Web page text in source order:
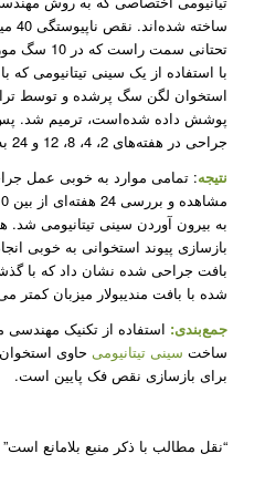
تحتانی
با استفاده از یک سینی تیتانیومی که
استخوان لگن سگ پرشده و توسط
پوشش داده شده­‌است، ترمیم شد. پس
جراحی در هفته‌­های 2، 4، 8، 12 و 24 به طور متوالی انجام شد.
نتیجه: تمامی موارد به خوبی عمل
بازسازی پیوند استخوانی به خوبی
بافت جراحی شده نشان داد که با
شده با بافت مندیبولار میزبان کمتر
جمع­‌بندی: استفاده از تکنیک
ساختسینی تیتانیومیحاوی استخوان
برای بازسازی نقص فک پایین است.
“نقل مطالب با ذکر منبع بلامانع است”